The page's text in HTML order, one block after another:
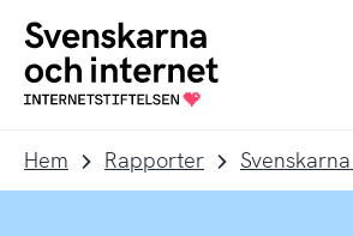
navigation
innehåll
To
startpage
Hem Rapporter